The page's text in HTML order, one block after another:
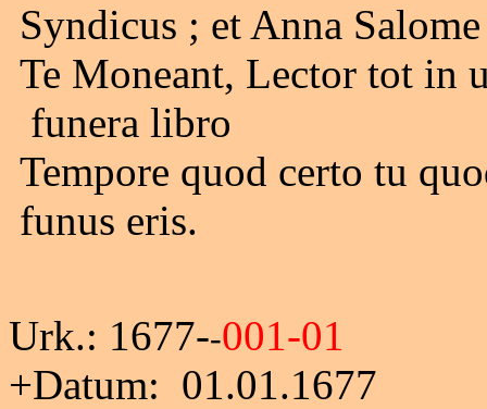
Syndicus ; et Anna
Te Moneant, Lector tot in
funera libro
Tempore quod certo tu
funus eris.
Urk.: 1677--001-01
+Datum: 01.01.1677